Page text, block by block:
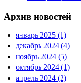
Архив новостей
январь 2025 (1)
декабрь 2024 (4)
ноябрь 2024 (5)
октябрь 2024 (1)
апрель 2024 (2)